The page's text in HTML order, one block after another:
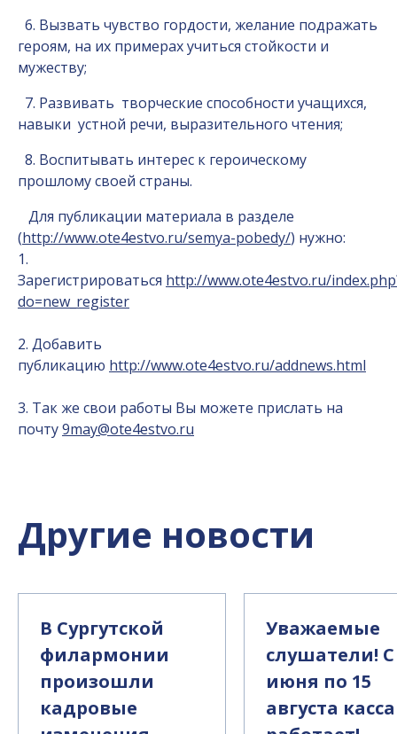
6. Вызвать чувство гордости, желание подражать
героям, на их примерах учиться стойкости и
мужеству;
7. Развивать творческие способности учащихся,
навыки устной речи, выразительного чтения;
8. Воспитывать интерес к героическому
прошлому своей страны.
Для публикации материала в разделе
(http://www.ote4estvo.ru/semya-pobedy/) нужно:
1.
Зарегистрироваться http://www.ote4estvo.ru/
do=new_register
2. Добавить
публикацию http://www.ote4estvo.ru/addnews.html
3. Так же свои работы Вы можете прислать на
почту9may@ote4estvo.ru
Другие новости
В Сургутской
филармонии
произошли
кадровые
Уважаемые
слушатели! С
июня по 15
августа